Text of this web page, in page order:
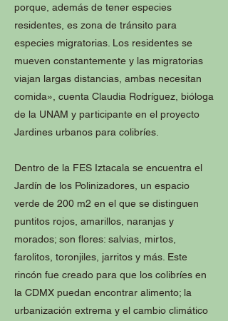
porque, además de tener especies
residentes, es zona de tránsito para
especies migratorias. Los residentes se
mueven constantemente y las migratorias
viajan largas distancias, ambas necesitan
comida», cuenta Claudia Rodríguez, bióloga
de la UNAM y participante en el proyecto
Jardines urbanos para colibríes.
Dentro de la FES Iztacala se encuentra el
Jardín de los Polinizadores, un espacio
verde de 200 m2 en el que se distinguen
puntitos rojos, amarillos, naranjas y
morados; son flores: salvias, mirtos,
farolitos, toronjiles, jarritos y más. Este
rincón fue creado para que los colibríes en
la CDMX puedan encontrar alimento; la
urbanización extrema y el cambio climático